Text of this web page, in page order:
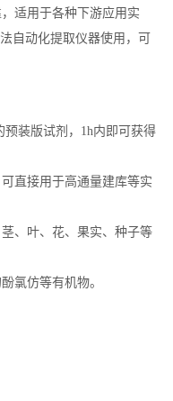
适用于各种下游应用实
自动化提取仪器使用，可
预装版试剂，1h内即可获得
直接用于高通量建库等实
、叶、花、果实、种子等
氯仿等有机物。